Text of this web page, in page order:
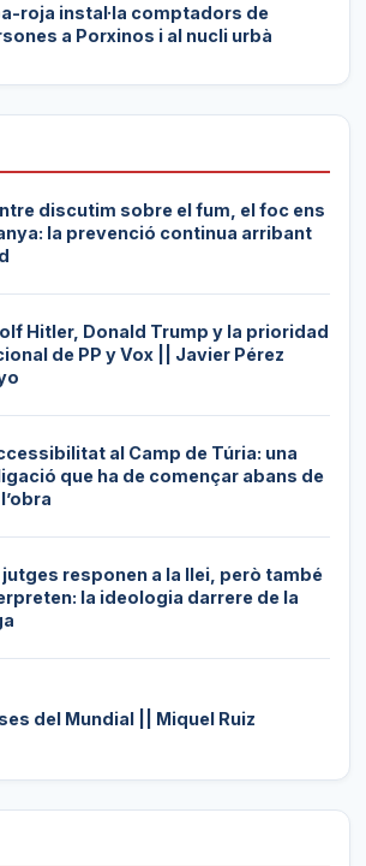
roja instal·la comptadors de
a Porxinos i al nucli urbà
discutim sobre el fum, el foc ens
la prevenció continua arribant
Hitler, Donald Trump y la prioridad
de PP y Vox || Javier Pérez
al Camp de Túria: una
que ha de començar abans de
jutges responen a la llei, però també
la ideologia darrere de la
del Mundial || Miquel Ruiz